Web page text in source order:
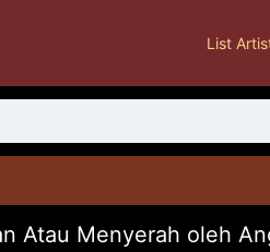
List
Atau Menyerah oleh